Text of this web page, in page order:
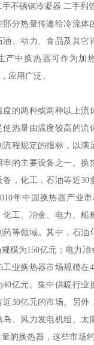
不锈钢冷凝器 二手列
分热量传递给冷流体
、动力、食品及其它
产中换热器可作为加
应用广泛。
的两种或两种以上流
热量由温度较高的流
程规定的指标，以满
的主要设备之一。换
，化工，石油等近30
年中国换热器产业
工、冶金、电力、船
等领域。其中，石油
模为150亿元；电力
业换热器市场规模在
亿元。集中供暖行业
30亿元的市场。另外
、风力发电机组、太
的换热器，这些市场约